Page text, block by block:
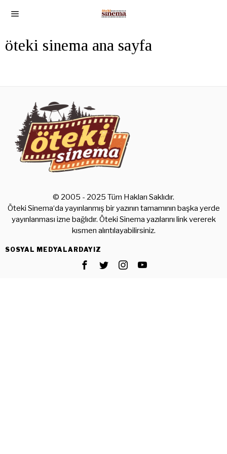
öteki sinema ana sayfa
© 2005 - 2025 Tüm Hakları Saklıdır.
Öteki Sinema‘da yayınlanmış bir yazının tamamının başka yerde
yayınlanması izne bağlıdır. Öteki Sinema yazılarını link vererek
kısmen alıntılayabilirsiniz.
SOSYAL MEDYALARDAYIZ